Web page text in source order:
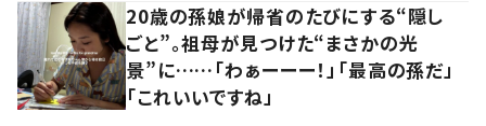
20歳の孫娘が帰省のたびにする“隠し
ごと”。祖母が見つけた“まさかの光
景”に……「わぁーーー！」「最高の孫だ」
「これいいですね」